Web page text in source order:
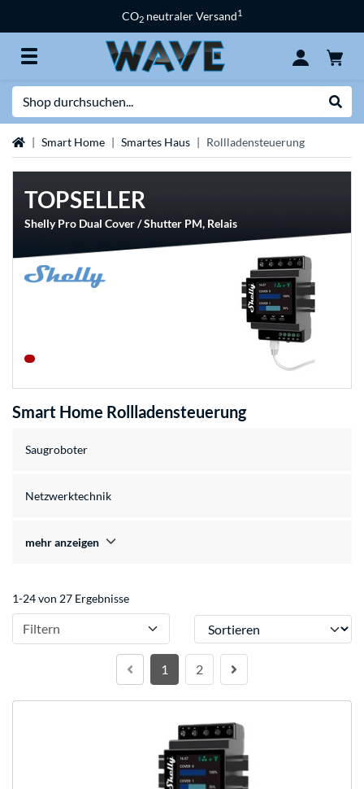
CO2 neutraler Versand1
StartseiteSmart Home Smartes Haus Rollladensteuerung
TOPSELLER
Shelly Pro Dual Cover / Shutter PM, Relais
Smart Home Rollladensteuerung
Saugroboter
Netzwerktechnik
mehr anzeigen
1-24 von 27 Ergebnisse
Filtern Sortieren
1 2